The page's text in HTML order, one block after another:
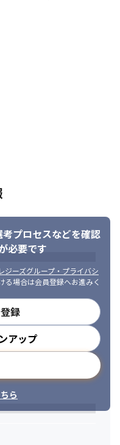
考プロセスなどを確認
必要です
ジーズグループ・プライバシ
る場合は会員登録へお進みく
録
アップ
ら